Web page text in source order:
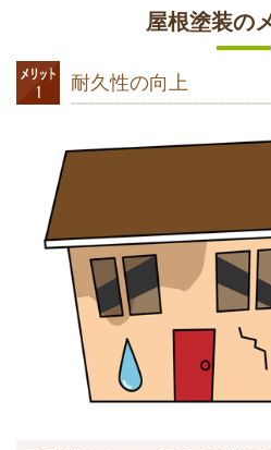
屋根塗装の
耐久性の向上